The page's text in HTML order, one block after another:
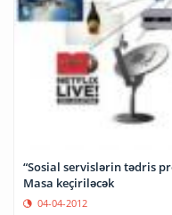
“Sosial servislərin tədris prosesində
Masa keçiriləcək
04-04-2012